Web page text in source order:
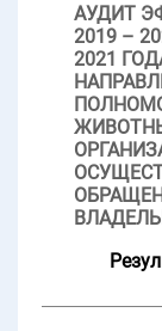
АУДИТ
2019 –
2021